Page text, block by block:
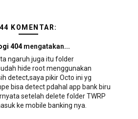
44 KOMENTAR:
404mengatakan...
ngaruh juga itu folder
hide root menggunakan
detect,saya pikir Octo ini yg
bisa detect pdahal app bank biru
setelah delete folder TWRP
ke mobile banking nya.